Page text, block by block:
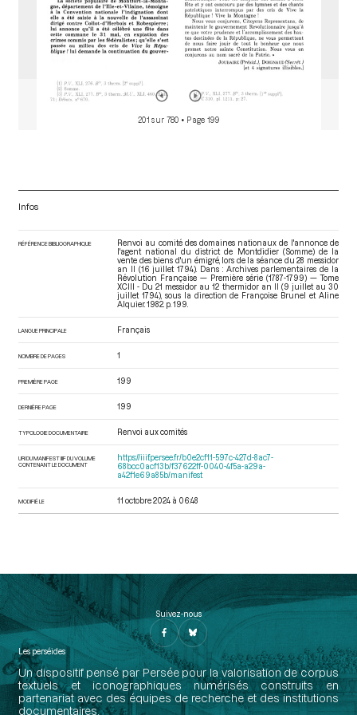
201 sur 780 • Page 199
Infos
RÉFÉRENCE BIBLIOGRAPHIQUE
Renvoi au comité des domaines nationaux de l'annonce de
l'agent national du district de Montdidier (Somme) de la
vente des biens d'un émigré, lors de la séance du 28 messidor
an II (16 juillet 1794). Dans : Archives parlementaires de la
Révolution Française — Première série (1787-1799) — Tome
XCIII - Du 21 messidor au 12 thermidor an II (9 juillet au 30
juillet 1794) , sous la direction de Françoise Brunel et Aline
Alquier. 1982. p. 199.
LANGUE PRINCIPALE Français
NOMBRE DE PAGES 1
PREMIÈRE PAGE 199
DERNIÈRE PAGE 199
TYPOLOGIE DOCUMENTAIRE Renvoi aux comités
URI DU MANIFEST IIIF DU VOLUME
CONTENANT LE DOCUMENT
https://iiif.persee.fr/b0e2cf11-597c-427d-8ac7-
68bcc0acf13b/f37622ff-0040-4f5a-a29a-
a42f1e69a85b/manifest
MODIFIÉ LE 11 octobre 2024 à 06:48
Suivez-nous
Les perséides
Un dispositif pensé par Persée pour la valorisation de corpus
textuels et iconographiques numérisés construits en
partenariat avec des équipes de recherche et des institutions
documentaires.